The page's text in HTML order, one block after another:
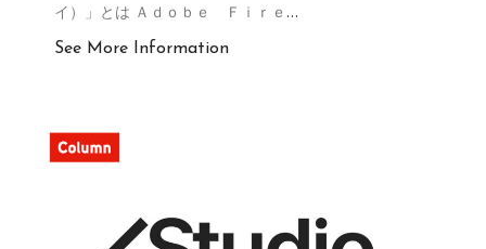
イ）」とは Ａｄｏｂｅ Ｆｉｒｅ …
See More Information